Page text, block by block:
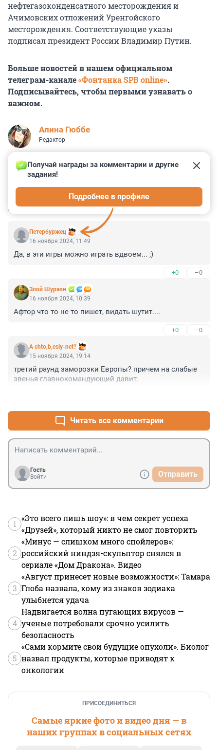
нефтегазоконденсатного месторождения и
Ачимовских отложений Уренгойского
месторождения. Соответствующие указы
подписал президент России Владимир Путин.
Больше новостей в нашем официальном
телеграм-канале«Фонтанка SPB online».
Подписывайтесь, чтобы первыми узнавать о
важном.
Алина Гюббе
Редактор
КОММЕНТАРИИ 5
Пeтербуржец
Получай награды за комментарии и другие
задания!
Подробнее в профиле
16 ноября 2024, 11:49
Да, в эти игры можно играть вдвоем... ;)
+0 –0
Злой Шурави
16 ноября 2024, 10:39
Афтор что то не то пишет, видать шутит....
+0 –0
A chto,b,esly-net?
15 ноября 2024, 19:14
третий раунд заморозки Европы? причем на слабые
звенья главнокомандующий давит.
Читать все комментарии
Гость
Войти
Отправить
1
«Это всего лишь шоу»: в чем секрет успеха
«Друзей», который никто не смог повторить
2
«Минус — слишком много спойлеров»:
российский ниндзя-скульптор снялся в
сериале «Дом Дракона». Видео
3
«Август принесет новые возможности»: Тамара
Глоба назвала, кому из знаков зодиака
улыбнется удача
4
Надвигается волна пугающих вирусов —
ученые потребовали срочно усилить
безопасность
5
«Сами кормите свои будущие опухоли». Биолог
назвал продукты, которые приводят к
онкологии
ПРИСОЕДИНИТЬСЯ
Самые яркие фото и видео дня — в
наших группах в социальных сетях